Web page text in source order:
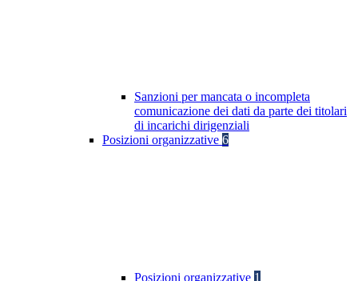
Sanzioni per mancata o incompleta
comunicazione dei dati da parte dei titolari
di incarichi dirigenziali
Posizioni organizzative 6
Posizioni organizzative 1